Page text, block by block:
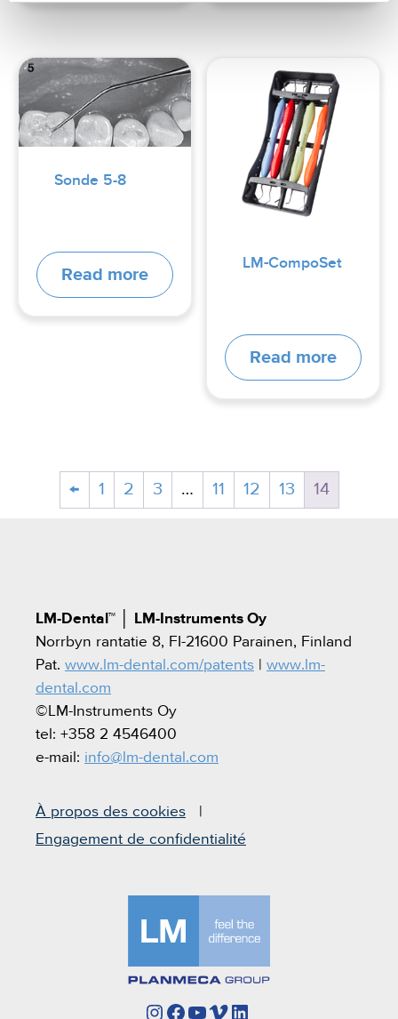
Sonde 5-8
Read more
LM‑CompoSet
Read more
← 1 2 3 … 11 12 13 14
LM-Dental™
LM-Instruments Oy
Norrbyn rantatie 8, FI-21600 Parainen, Finland
Pat. www.lm-dental.com/patents
www.lm-
dental.com
©LM-Instruments Oy
tel: +358 2 4546400
e-mail: info@lm-dental.com
À propos des cookies
Engagement de confidentialité
Instagram
Facebook
YouTube
Vimeo
LinkedIn